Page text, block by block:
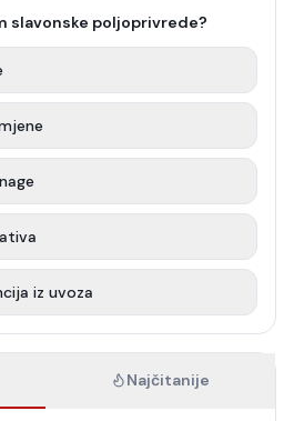
slavonske poljoprivrede?
iz uvoza
Najčitanije